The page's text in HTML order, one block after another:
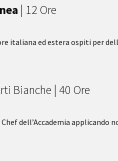
| 12 Ore
italiana ed estera ospiti per
Bianche | 40 Ore
dell’Accademia applicando